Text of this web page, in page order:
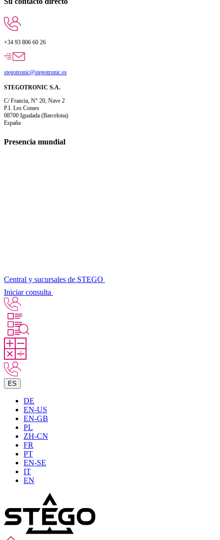
+34 93 806 60 26
stegotronic@stegotronic.es
STEGOTRONIC S.A.
C/ Francia, N° 20, Nave 2
P.I. Les Comes
08700 Igualada (Barcelona)
España
Presencia mundial
Central y sucursales de STEGO
Iniciar consulta
ES
DE
EN-US
EN-GB
PL
ZH-CN
FR
PT
EN-SE
IT
EN